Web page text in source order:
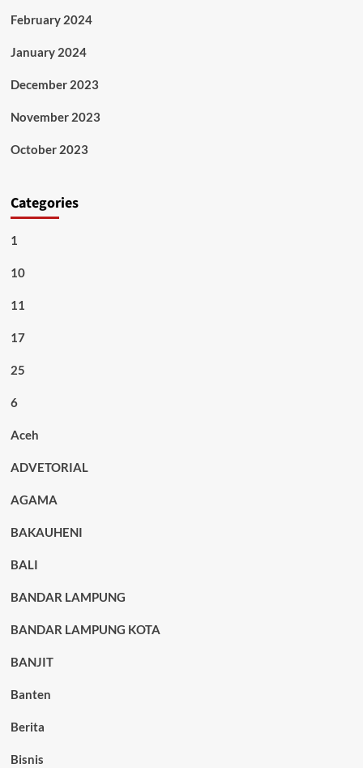
February 2024
January 2024
December 2023
November 2023
October 2023
Categories
1
10
11
17
25
6
Aceh
ADVETORIAL
AGAMA
BAKAUHENI
BALI
BANDAR LAMPUNG
BANDAR LAMPUNG KOTA
BANJIT
Banten
Berita
Bisnis